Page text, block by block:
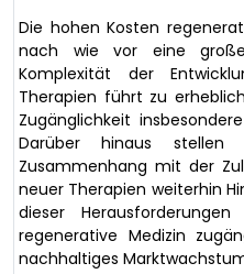
Die hohen Kosten
nach wie vor eine
Komplexität der
Therapien führt zu
Zugänglichkeit
Darüber hinaus stellen
Zusammenhang mit der
neuer Therapien weiterhin
dieser
regenerative Medizin
nachhaltiges